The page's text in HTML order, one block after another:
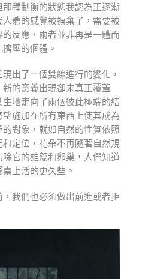
種制衡的狀態我認為正逐漸
體的感覺被摒棄了，需要被
的反應，兩者並非再是一體而
壓的個體。
出了一個雙線進行的變化，
的意義出現卻未真正覆蓋
地走向了兩個彼此極端的結
施加在所有東西上使其成為
對象，就如自然的性質依照
和定位，花朵不再隨著自然規
它的雄蕊和卵巢，人們知道
上活的更久些。
我們也必須做出前進或者拒